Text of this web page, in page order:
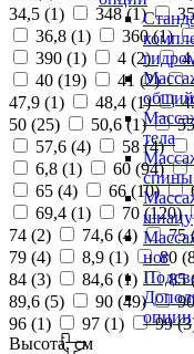
общий
тела
спины
шиацу
ног
опции
34,5 (1) 348 (1)
36,8 (1) 360 (1)
390 (1) 4 (2)
40 (19) 41 (2)
47,9 (1) 48,4 (1)
50 (25) 50,6 (1)
57,6 (4) 58 (4)
6,8 (1) 60 (94)
65 (4) 66 (10)
69,4 (1) 70 (120)
74 (2) 74,6 (4) 75
79 (4) 8,9 (1) 80 (
84 (3) 84,6 (1) 85
89,6 (5) 90 (49)
96 (1) 97 (1) 99 (3
Высота, см